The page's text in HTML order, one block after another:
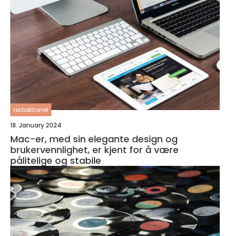
redaktionel
18. January 2024
Mac-er, med sin elegante design og
brukervennlighet, er kjent for å være
pålitelige og stabile